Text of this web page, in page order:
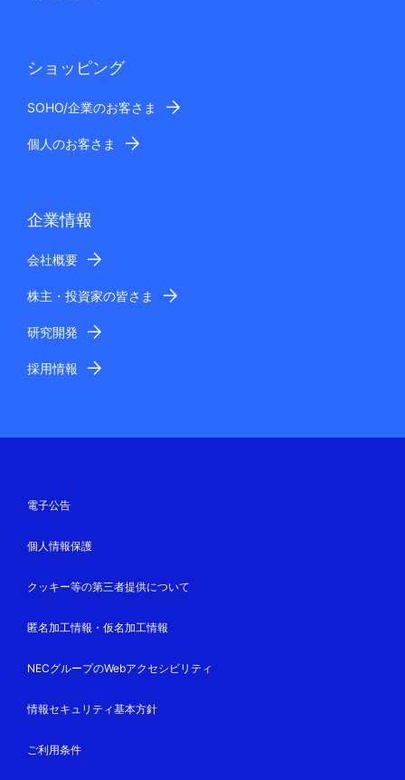
ショッピング
SOHO/企業のお客さま
個人のお客さま
企業情報
会社概要
株主・投資家の皆さま
研究開発
採用情報
電子公告
個人情報保護
クッキー等の第三者提供について
匿名加工情報・仮名加工情報
NECグループのWebアクセシビリティ
情報セキュリティ基本方針
ご利用条件